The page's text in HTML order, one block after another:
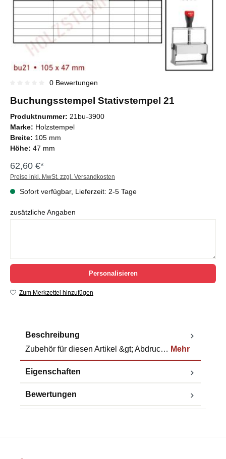
0 Bewertungen
Buchungsstempel Stativstempel 21
Produktnummer: 21bu-3900
Marke: Holzstempel
Breite: 105 mm
Höhe: 47 mm
62,60 €*
Preise inkl. MwSt. zzgl. Versandkosten
Sofort verfügbar, Lieferzeit: 2-5 Tage
zusätzliche Angaben
Personalisieren
Zum Merkzettel hinzufügen
Beschreibung
Zubehör für diesen Artikel &gt; Abdruc… Mehr
Eigenschaften
Bewertungen